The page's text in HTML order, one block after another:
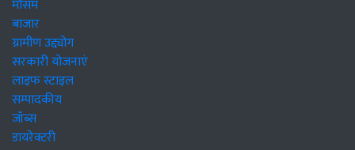
मौसम
बाजार
ग्रामीण उद्द्योग
सरकारी योजनाएं
लाइफ स्टाइल
सम्पादकीय
जॉब्स
डायरेक्टरी